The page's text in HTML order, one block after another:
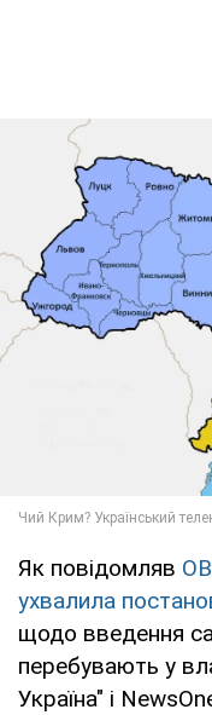
Як повідомляв
ухвалила
щодо введення
перебувають у
Україна" і